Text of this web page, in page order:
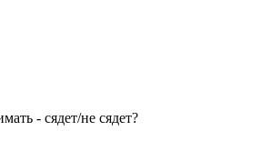
- сядет/не сядет?